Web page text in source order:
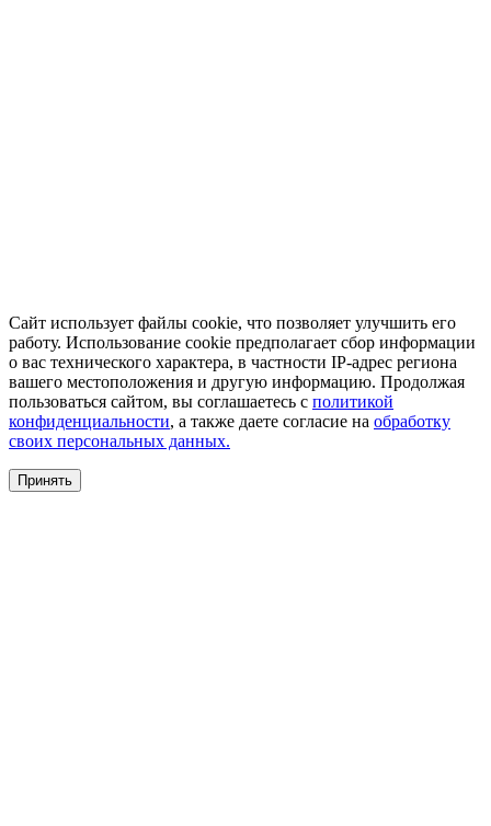
Сайт использует файлы cookie, что позволяет улучшить его
работу. Использование cookie предполагает сбор информации
о вас технического характера, в частности IP-адрес региона
вашего местоположения и другую информацию. Продолжая
пользоваться сайтом, вы соглашаетесь с политикой
конфиденциальности, а также даете согласие на обработку
своих персональных данных.
Принять